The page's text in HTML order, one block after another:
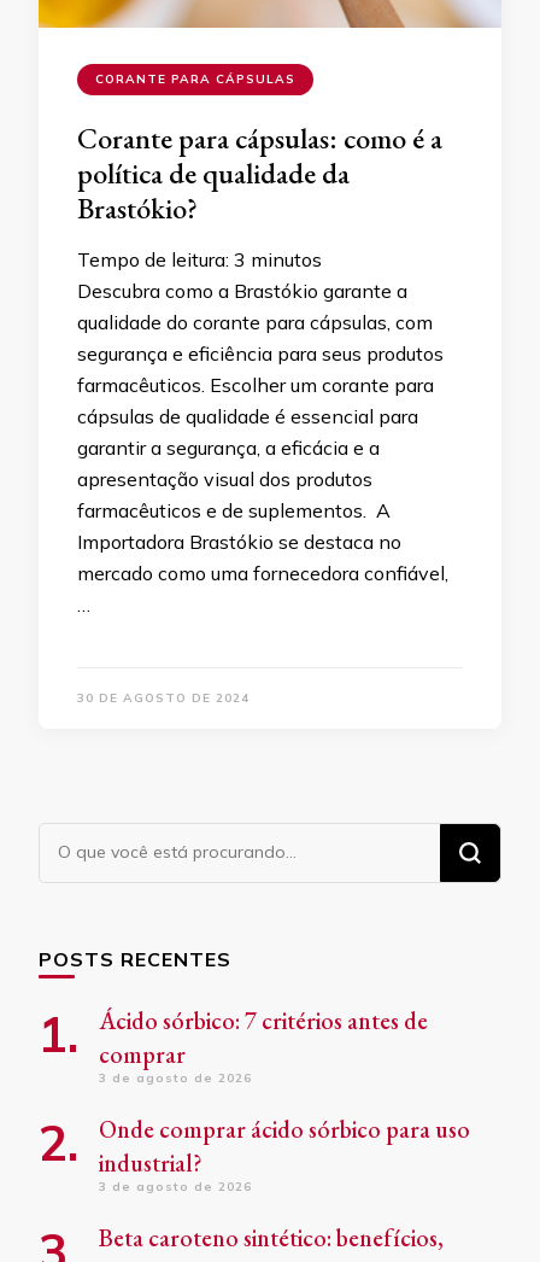
CORANTE PARA CÁPSULAS
Corante para cápsulas: como é a
política de qualidade da
Brastókio?
Tempo de leitura: 3 minutos
Descubra como a Brastókio garante a
qualidade do corante para cápsulas, com
segurança e eficiência para seus produtos
farmacêuticos. Escolher um corante para
cápsulas de qualidade é essencial para
garantir a segurança, a eficácia e a
apresentação visual dos produtos
farmacêuticos e de suplementos. A
Importadora Brastókio se destaca no
mercado como uma fornecedora confiável,
30 DE AGOSTO DE 2024
Procurando
algo?
POSTS RECENTES
Ácido sórbico: 7 critérios antes de
comprar
3 de agosto de 2026
Onde comprar ácido sórbico para uso
industrial?
3 de agosto de 2026
Beta caroteno sintético: benefícios,